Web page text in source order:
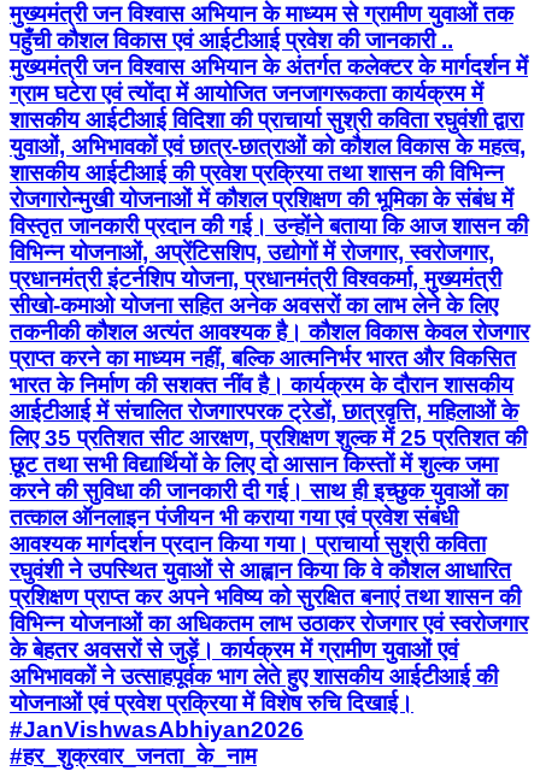
मुख्यमंत्री जन विश्वास अभियान के माध्यम से ग्रामीण युवाओं तक
पहुँची कौशल विकास एवं आईटीआई प्रवेश की जानकारी ..
मुख्यमंत्री जन विश्वास अभियान के अंतर्गत कलेक्टर के मार्गदर्शन में
ग्राम घटेरा एवं त्योंदा में आयोजित जनजागरूकता कार्यक्रम में
शासकीय आईटीआई विदिशा की प्राचार्या सुश्री कविता रघुवंशी द्वारा
युवाओं, अभिभावकों एवं छात्र-छात्राओं को कौशल विकास के महत्व,
शासकीय आईटीआई की प्रवेश प्रक्रिया तथा शासन की विभिन्न
रोजगारोन्मुखी योजनाओं में कौशल प्रशिक्षण की भूमिका के संबंध में
विस्तृत जानकारी प्रदान की गई। उन्होंने बताया कि आज शासन की
विभिन्न योजनाओं, अप्रेंटिसशिप, उद्योगों में रोजगार, स्वरोजगार,
प्रधानमंत्री इंटर्नशिप योजना, प्रधानमंत्री विश्वकर्मा, मुख्यमंत्री
सीखो-कमाओ योजना सहित अनेक अवसरों का लाभ लेने के लिए
तकनीकी कौशल अत्यंत आवश्यक है। कौशल विकास केवल रोजगार
प्राप्त करने का माध्यम नहीं, बल्कि आत्मनिर्भर भारत और विकसित
भारत के निर्माण की सशक्त नींव है। कार्यक्रम के दौरान शासकीय
आईटीआई में संचालित रोजगारपरक ट्रेडों, छात्रवृत्ति, महिलाओं के
लिए 35 प्रतिशत सीट आरक्षण, प्रशिक्षण शुल्क में 25 प्रतिशत की
छूट तथा सभी विद्यार्थियों के लिए दो आसान किस्तों में शुल्क जमा
करने की सुविधा की जानकारी दी गई। साथ ही इच्छुक युवाओं का
तत्काल ऑनलाइन पंजीयन भी कराया गया एवं प्रवेश संबंधी
आवश्यक मार्गदर्शन प्रदान किया गया। प्राचार्या सुश्री कविता
रघुवंशी ने उपस्थित युवाओं से आह्वान किया कि वे कौशल आधारित
प्रशिक्षण प्राप्त कर अपने भविष्य को सुरक्षित बनाएं तथा शासन की
विभिन्न योजनाओं का अधिकतम लाभ उठाकर रोजगार एवं स्वरोजगार
के बेहतर अवसरों से जुड़ें। कार्यक्रम में ग्रामीण युवाओं एवं
अभिभावकों ने उत्साहपूर्वक भाग लेते हुए शासकीय आईटीआई की
योजनाओं एवं प्रवेश प्रक्रिया में विशेष रुचि दिखाई।
#JanVishwasAbhiyan2026
#हर_शुक्रवार_जनता_के_नाम